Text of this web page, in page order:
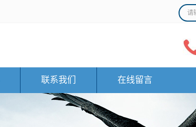
联系我们 在线留言